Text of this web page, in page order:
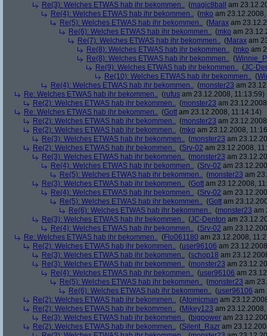
Re(3): Welches ETWAS hab ihr bekommen.. (magic8ball
am
Re(4): Welches ETWAS hab ihr bekommen.. (mko am
Re(5): Welches ETWAS hab ihr bekommen.. (Marax am
Re(6): Welches ETWAS hab ihr bekommen.. (mko am
Re(7): Welches ETWAS hab ihr bekommen.. (Marax am
Re(8): Welches ETWAS hab ihr bekommen.. (mko am
Re(8): Welches ETWAS hab ihr bekommen.. (
Re(9): Welches ETWAS hab ihr bekommen.. (JC-
Re(10): Welches ETWAS hab ihr bekommen.. (
Re(4): Welches ETWAS hab ihr bekommen.. (monster23 am
Re: Welches ETWAS hab ihr bekommen.. (rufus am 23.12.2008, 11:13:59)
Re(2): Welches ETWAS hab ihr bekommen.. (monster23 am
Re: Welches ETWAS hab ihr bekommen.. (Gott am 23.12.2008, 11:14:14)
Re(2): Welches ETWAS hab ihr bekommen.. (monster23 am
Re(2): Welches ETWAS hab ihr bekommen.. (mko am 23.12.2008,
Re(3): Welches ETWAS hab ihr bekommen.. (monster23 am
Re(2): Welches ETWAS hab ihr bekommen.. (Srv-02 am 23.12.2008,
Re(3): Welches ETWAS hab ihr bekommen.. (monster23 am
Re(4): Welches ETWAS hab ihr bekommen.. (Srv-02 am
Re(5): Welches ETWAS hab ihr bekommen.. (monster23 am
Re(3): Welches ETWAS hab ihr bekommen.. (Gott am 23.12.2008,
Re(4): Welches ETWAS hab ihr bekommen.. (Srv-02 am
Re(5): Welches ETWAS hab ihr bekommen.. (Gott am
Re(6): Welches ETWAS hab ihr bekommen.. (monster23 am
Re(3): Welches ETWAS hab ihr bekommen.. (JC-Denton am
Re(4): Welches ETWAS hab ihr bekommen.. (Srv-02 am
Re: Welches ETWAS hab ihr bekommen.. (Flo061180 am 23.12.2008,
Re(2): Welches ETWAS hab ihr bekommen.. (user96106 am
Re(3): Welches ETWAS hab ihr bekommen.. (schop18 am
Re(3): Welches ETWAS hab ihr bekommen.. (monster23 am
Re(4): Welches ETWAS hab ihr bekommen.. (user96106 am
Re(5): Welches ETWAS hab ihr bekommen.. (monster23 am
Re(6): Welches ETWAS hab ihr bekommen.. (user96106 am
Re(2): Welches ETWAS hab ihr bekommen.. (Atomicman am
Re(2): Welches ETWAS hab ihr bekommen.. (Mikey123 am
Re(3): Welches ETWAS hab ihr bekommen.. (bigpower am
Re(2): Welches ETWAS hab ihr bekommen.. (Silent_Razr am